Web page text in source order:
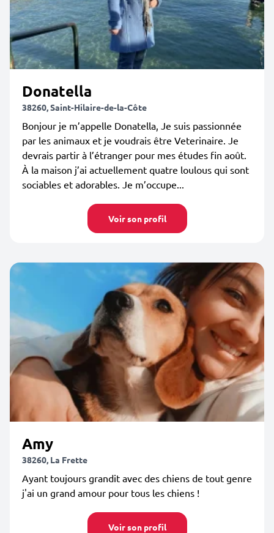
Donatella
38260, Saint-Hilaire-de-la-Côte
Bonjour je m’appelle Donatella, Je suis passionnée
par les animaux et je voudrais être Veterinaire. Je
devrais partir à l’étranger pour mes études fin août.
À la maison j’ai actuellement quatre loulous qui sont
sociables et adorables. Je m’occupe...
Voir son profil
Amy
38260, La Frette
Ayant toujours grandit avec des chiens de tout genre
j'ai un grand amour pour tous les chiens !
Voir son profil